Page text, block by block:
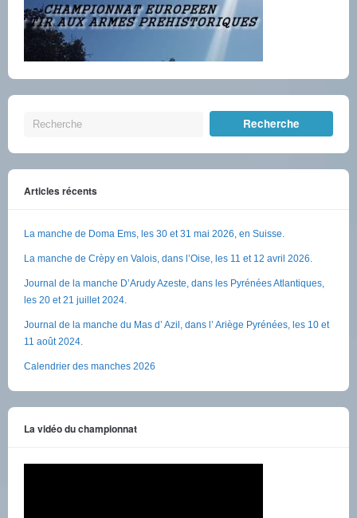
Articles récents
La manche de Doma Ems, les 30 et 31 mai 2026, en Suisse.
La manche de Crèpy en Valois, dans l’Oise, les 11 et 12 avril 2026.
Journal de la manche D’Arudy Azeste, dans les Pyrénées Atlantiques,
les 20 et 21 juillet 2024.
Journal de la manche du Mas d’ Azil, dans l’ Ariège Pyrénées, les 10 et
11 août 2024.
Calendrier des manches 2026
La vidéo du championnat